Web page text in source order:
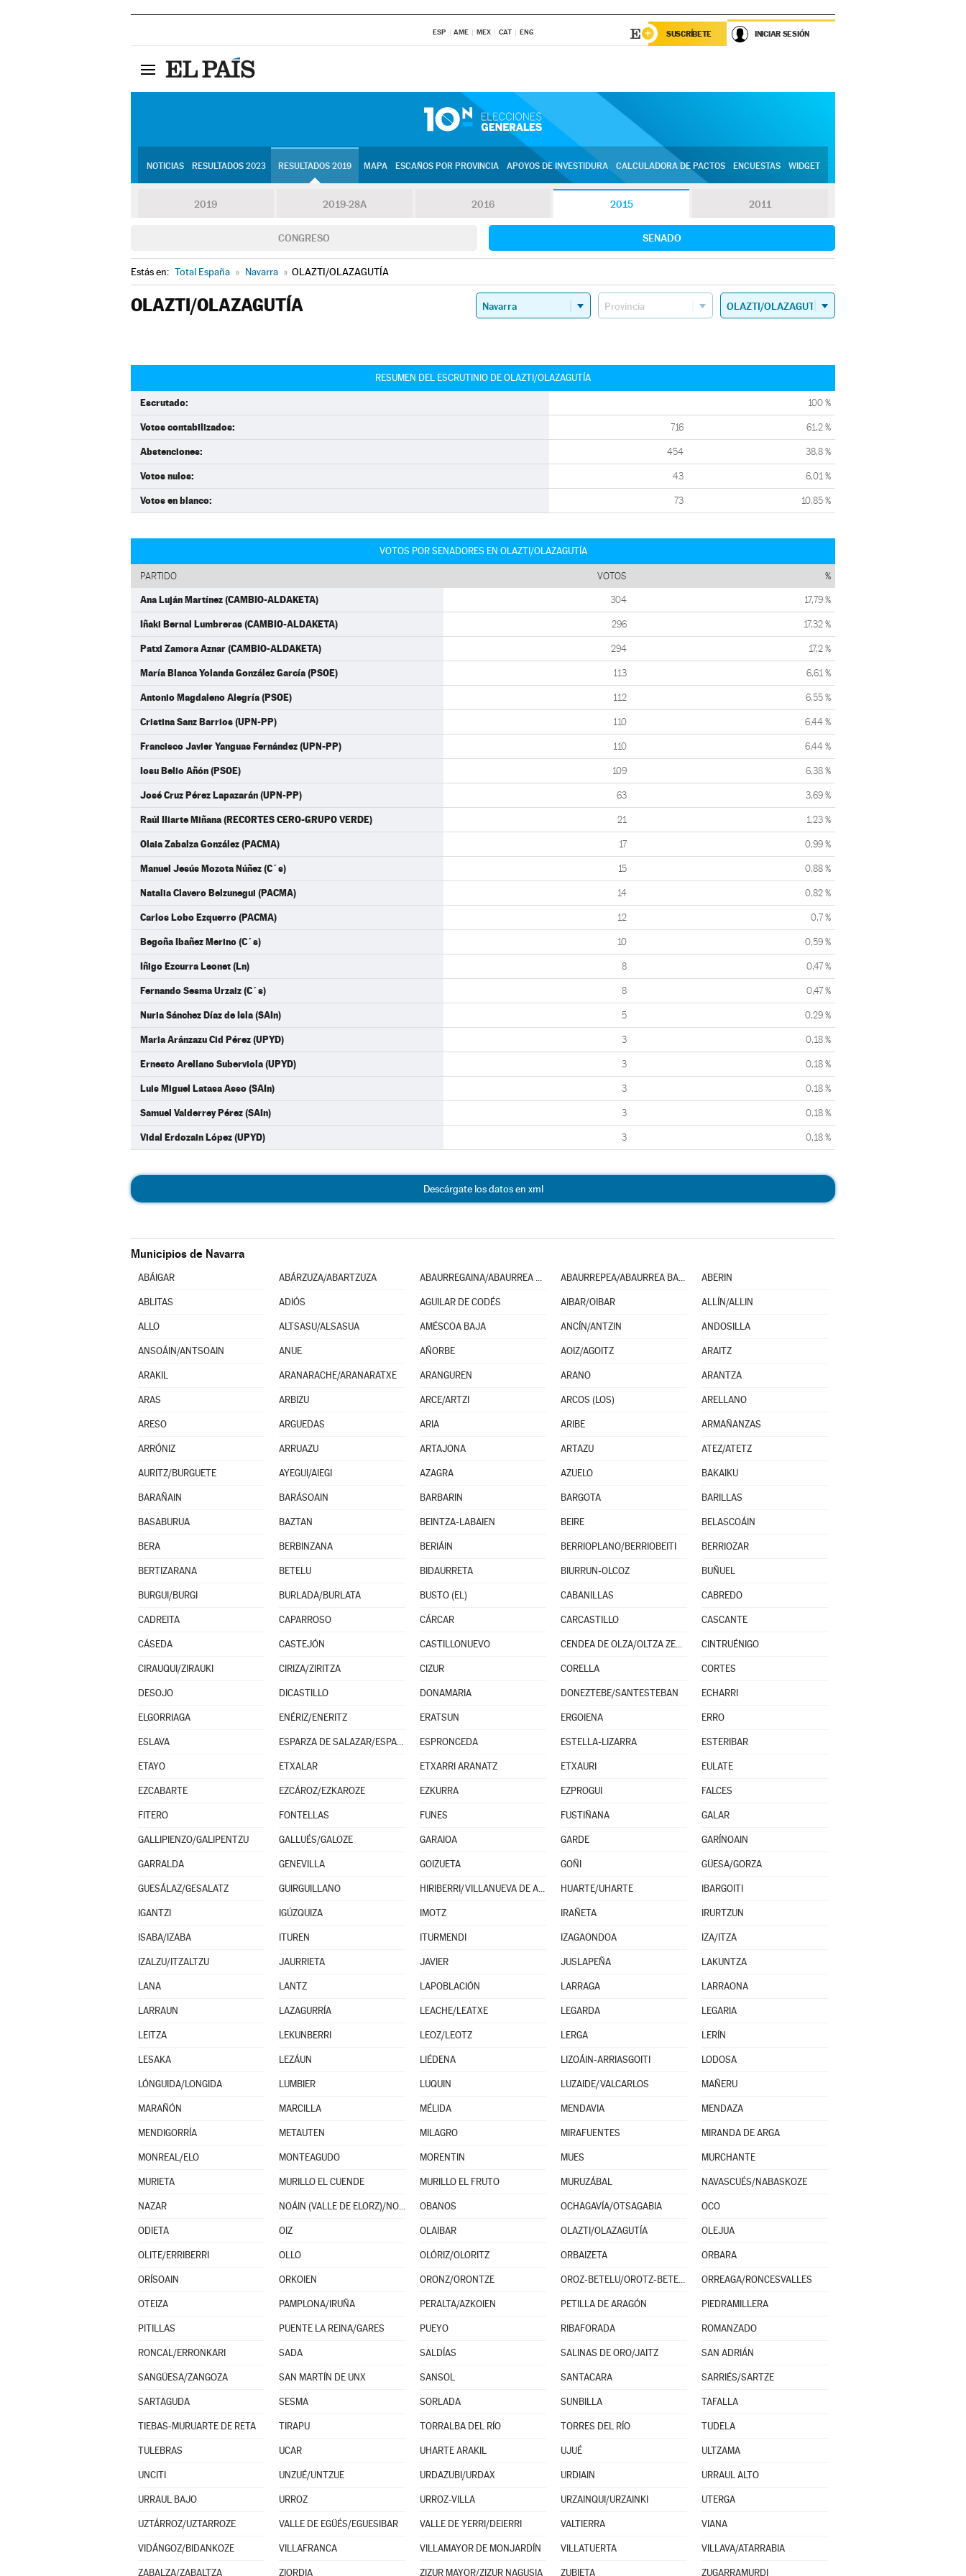
ESP AME MEX CAT ENG SUSCRÍBETE INICIAR SESIÓN
NOTICIAS RESULTADOS 2023 RESULTADOS 2019 MAPA ESCAÑOS POR PROVINCIA APOYOS DE INVESTIDURA CALCULADORA DE PACTOS ENCUESTAS WIDGET
2019 2019-28A 2016 2015 2011
CONGRESO SENADO
Estás en: Total España » Navarra » OLAZTI/OLAZAGUTÍA
OLAZTI/OLAZAGUTÍA
RESUMEN DEL ESCRUTINIO DE OLAZTI/OLAZAGUTÍA
Escrutado: 100 %
Votos contabilizados: 716 61,2 %
Abstenciones: 454 38,8 %
Votos nulos: 43 6,01 %
Votos en blanco: 73 10,85 %
VOTOS POR SENADORES EN OLAZTI/OLAZAGUTÍA
PARTIDO VOTOS %
Ana Luján Martínez (CAMBIO-ALDAKETA) 304 17,79 %
Iñaki Bernal Lumbreras (CAMBIO-ALDAKETA) 296 17,32 %
Patxi Zamora Aznar (CAMBIO-ALDAKETA) 294 17,2 %
María Blanca Yolanda González García (PSOE) 113 6,61 %
Antonio Magdaleno Alegría (PSOE) 112 6,55 %
Cristina Sanz Barrios (UPN-PP) 110 6,44 %
Francisco Javier Yanguas Fernández (UPN-PP) 110 6,44 %
Iosu Belio Añón (PSOE) 109 6,38 %
José Cruz Pérez Lapazarán (UPN-PP) 63 3,69 %
Raúl Iliarte Miñana (RECORTES CERO-GRUPO VERDE) 21 1,23 %
Olaia Zabalza González (PACMA) 17 0,99 %
Manuel Jesús Mozota Núñez (C´s) 15 0,88 %
Natalia Clavero Belzunegui (PACMA) 14 0,82 %
Carlos Lobo Ezquerro (PACMA) 12 0,7 %
Begoña Ibañez Merino (C´s) 10 0,59 %
Iñigo Ezcurra Leonet (Ln) 8 0,47 %
Fernando Sesma Urzaiz (C´s) 8 0,47 %
Nuria Sánchez Díaz de Isla (SAIn) 5 0,29 %
Maria Aránzazu Cid Pérez (UPYD) 3 0,18 %
Ernesto Arellano Suberviola (UPYD) 3 0,18 %
Luis Miguel Latasa Asso (SAIn) 3 0,18 %
Samuel Valderrey Pérez (SAIn) 3 0,18 %
Vidal Erdozain López (UPYD) 3 0,18 %
Descárgate los datos en xml
Municipios de Navarra
ABÁIGAR ABÁRZUZA/ABARTZUZA ABAURREGAINA/ABAURREA ALTA ABAURREPEA/ABAURREA BAJA ABERIN
ABLITAS ADIÓS AGUILAR DE CODÉS AIBAR/OIBAR ALLÍN/ALLIN
ALLO ALTSASU/ALSASUA AMÉSCOA BAJA ANCÍN/ANTZIN ANDOSILLA
ANSOÁIN/ANTSOAIN ANUE AÑORBE AOIZ/AGOITZ ARAITZ
ARAKIL ARANARACHE/ARANARATXE ARANGUREN ARANO ARANTZA
ARAS ARBIZU ARCE/ARTZI ARCOS (LOS) ARELLANO
ARESO ARGUEDAS ARIA ARIBE ARMAÑANZAS
ARRÓNIZ ARRUAZU ARTAJONA ARTAZU ATEZ/ATETZ
AURITZ/BURGUETE AYEGUI/AIEGI AZAGRA AZUELO BAKAIKU
BARAÑAIN BARÁSOAIN BARBARIN BARGOTA BARILLAS
BASABURUA BAZTAN BEINTZA-LABAIEN BEIRE BELASCOÁIN
BERA BERBINZANA BERIÁIN BERRIOPLANO/BERRIOBEITI BERRIOZAR
BERTIZARANA BETELU BIDAURRETA BIURRUN-OLCOZ BUÑUEL
BURGUI/BURGI BURLADA/BURLATA BUSTO (EL) CABANILLAS CABREDO
CADREITA CAPARROSO CÁRCAR CARCASTILLO CASCANTE
CÁSEDA CASTEJÓN CASTILLONUEVO CENDEA DE OLZA/OLTZA ZENDEA CINTRUÉNIGO
CIRAUQUI/ZIRAUKI CIRIZA/ZIRITZA CIZUR CORELLA CORTES
DESOJO DICASTILLO DONAMARIA DONEZTEBE/SANTESTEBAN ECHARRI
ELGORRIAGA ENÉRIZ/ENERITZ ERATSUN ERGOIENA ERRO
ESLAVA ESPARZA DE SALAZAR/ESPARTZA ZARAITZU ESPRONCEDA ESTELLA-LIZARRA ESTERIBAR
ETAYO ETXALAR ETXARRI ARANATZ ETXAURI EULATE
EZCABARTE EZCÁROZ/EZKAROZE EZKURRA EZPROGUI FALCES
FITERO FONTELLAS FUNES FUSTIÑANA GALAR
GALLIPIENZO/GALIPENTZU GALLUÉS/GALOZE GARAIOA GARDE GARÍNOAIN
GARRALDA GENEVILLA GOIZUETA GOÑI GÜESA/GORZA
GUESÁLAZ/GESALATZ GUIRGUILLANO HIRIBERRI/VILLANUEVA DE AEZKOA HUARTE/UHARTE IBARGOITI
IGANTZI IGÚZQUIZA IMOTZ IRAÑETA IRURTZUN
ISABA/IZABA ITUREN ITURMENDI IZAGAONDOA IZA/ITZA
IZALZU/ITZALTZU JAURRIETA JAVIER JUSLAPEÑA LAKUNTZA
LANA LANTZ LAPOBLACIÓN LARRAGA LARRAONA
LARRAUN LAZAGURRÍA LEACHE/LEATXE LEGARDA LEGARIA
LEITZA LEKUNBERRI LEOZ/LEOTZ LERGA LERÍN
LESAKA LEZÁUN LIÉDENA LIZOÁIN-ARRIASGOITI LODOSA
LÓNGUIDA/LONGIDA LUMBIER LUQUIN LUZAIDE/VALCARLOS MAÑERU
MARAÑÓN MARCILLA MÉLIDA MENDAVIA MENDAZA
MENDIGORRÍA METAUTEN MILAGRO MIRAFUENTES MIRANDA DE ARGA
MONREAL/ELO MONTEAGUDO MORENTIN MUES MURCHANTE
MURIETA MURILLO EL CUENDE MURILLO EL FRUTO MURUZÁBAL NAVASCUÉS/NABASKOZE
NAZAR NOÁIN (VALLE DE ELORZ)/NOAIN (ELORTZIBAR) OBANOS OCHAGAVÍA/OTSAGABIA OCO
ODIETA OIZ OLAIBAR OLAZTI/OLAZAGUTÍA OLEJUA
OLITE/ERRIBERRI OLLO OLÓRIZ/OLORITZ ORBAIZETA ORBARA
ORÍSOAIN ORKOIEN ORONZ/ORONTZE OROZ-BETELU/OROTZ-BETELU ORREAGA/RONCESVALLES
OTEIZA PAMPLONA/IRUÑA PERALTA/AZKOIEN PETILLA DE ARAGÓN PIEDRAMILLERA
PITILLAS PUENTE LA REINA/GARES PUEYO RIBAFORADA ROMANZADO
RONCAL/ERRONKARI SADA SALDÍAS SALINAS DE ORO/JAITZ SAN ADRIÁN
SANGÜESA/ZANGOZA SAN MARTÍN DE UNX SANSOL SANTACARA SARRIÉS/SARTZE
SARTAGUDA SESMA SORLADA SUNBILLA TAFALLA
TIEBAS-MURUARTE DE RETA TIRAPU TORRALBA DEL RÍO TORRES DEL RÍO TUDELA
TULEBRAS UCAR UHARTE ARAKIL UJUÉ ULTZAMA
UNCITI UNZUÉ/UNTZUE URDAZUBI/URDAX URDIAIN URRAUL ALTO
URRAUL BAJO URROZ URROZ-VILLA URZAINQUI/URZAINKI UTERGA
UZTÁRROZ/UZTARROZE VALLE DE EGÜÉS/EGUESIBAR VALLE DE YERRI/DEIERRI VALTIERRA VIANA
VIDÁNGOZ/BIDANKOZE VILLAFRANCA VILLAMAYOR DE MONJARDÍN VILLATUERTA VILLAVA/ATARRABIA
ZABALZA/ZABALTZA ZIORDIA ZIZUR MAYOR/ZIZUR NAGUSIA ZUBIETA ZUGARRAMURDI